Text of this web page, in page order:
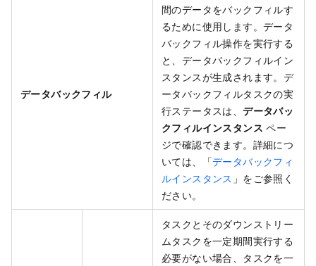
データバックフィル
間のデータをバックフィルす
るために使用します。データ
バックフィル操作を実行する
と、データバックフィルイン
スタンスが生成されます。デ
ータバックフィルタスクの実
行ステータスは、データバッ
クフィルインスタンス ペー
ジで確認できます。詳細につ
いては、「データバックフィ
ルインスタンス 」をご参照く
ださい。
タスクとそのダウンストリー
ムタスクを一定期間実行する
必要がない場合、タスクを一